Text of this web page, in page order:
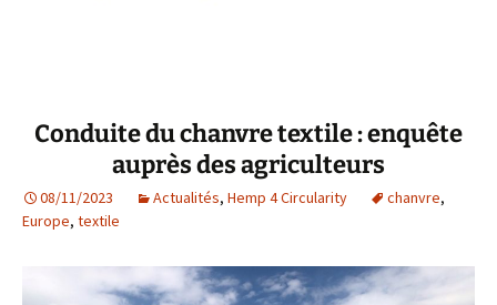
Conduite du chanvre textile : enquête
auprès des agriculteurs
08/11/2023 Actualités, Hemp 4 Circularity chanvre,
Europe, textile